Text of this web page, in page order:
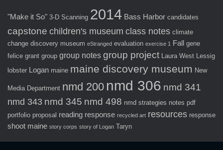
"Make it So" 3-D Scanning 2014 Bass Harbor candidates
capstone children's museum class notes climate
change discovery museum eStranged evaluation exercise 1 Fall gene
felice grant group group notes group project Laura West Lessig
lobster Logan maine maine discovery museum New
Media Department nmd 200 nmd 306 nmd 341
nmd 343 nmd 345 nmd 498 nmd strategies notes pdf
portfolio proposal reading response recycled art resources response
shoot maine story corps story of Logan Taryn